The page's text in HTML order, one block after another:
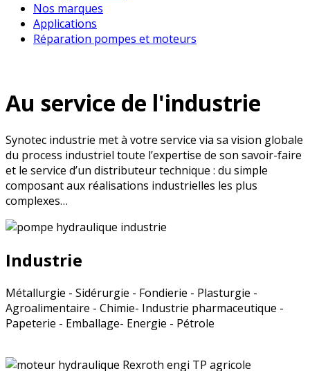
Nos marques
Applications
Réparation pompes et moteurs
Au service de l'industrie
Synotec industrie met à votre service via sa vision globale
du process industriel toute l’expertise de son savoir-faire
et le service d’un distributeur technique : du simple
composant aux réalisations industrielles les plus
complexes…
Industrie
Métallurgie - Sidérurgie - Fondierie - Plasturgie -
Agroalimentaire - Chimie- Industrie pharmaceutique -
Papeterie - Emballage- Energie - Pétrole